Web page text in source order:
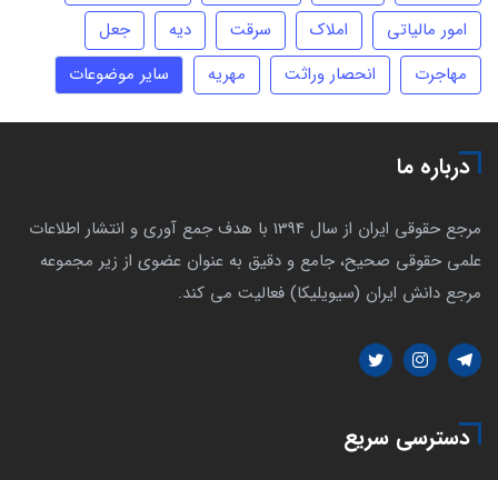
امور مالیاتی
املاک سرقت دیه
جعل
مهاجرت
انحصار وراثت مهریه سایر موضوعات
درباره ما
مرجع حقوقی ایران از سال 1394 با هدف جمع آوری و انتشار اطلاعات
علمی حقوقی صحیح، جامع و دقیق به عنوان عضوی از زیر مجموعه
مرجع دانش ایران (سیویلیکا) فعالیت می کند.
دسترسی سریع